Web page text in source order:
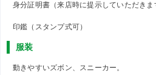
身分証明書（来店時に提示していただきま
印鑑（スタンプ式可）
服装
動きやすいズボン、スニーカー。